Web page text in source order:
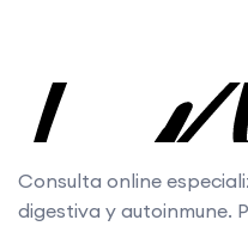
Consulta online
digestiva y autoinmune.